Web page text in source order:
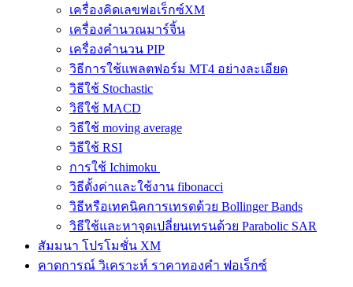
เครื่องคิดเลขฟอเร็กซ์XM
เครื่องคำนวณมาร์จิ้น
เครื่องคำนวน PIP
วิธีการใช้แพลตฟอร์ม MT4 อย่างละเอียด
วิธีใช้ Stochastic
วิธีใช้ MACD
วิธีใช้ moving average
วิธีใช้ RSI
การใช้ Ichimoku
วิธีตั้งค่าและใช้งาน fibonacci
วิธีหรือเทคนิคการเทรดด้วย Bollinger Bands
วิธีใช้และหาจุดเปลี่ยนเทรนด้วย Parabolic SAR
สัมมนา โปรโมชั่น XM
คาดการณ์ วิเคราะห์ ราคาทองคำ ฟอเร็กซ์